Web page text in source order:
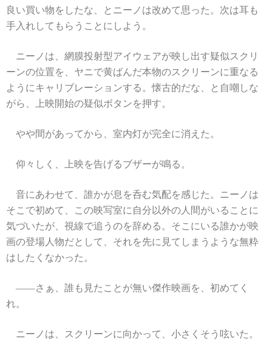
良い買い物をしたな、とニーノは改めて思った。次は耳も
手入れしてもらうことにしよう。
ニーノは、網膜投射型アイウェアが映し出す疑似スクリ
ーンの位置を、ヤニで黄ばんだ本物のスクリーンに重なる
ようにキャリブレーションする。懐古的だな、と自嘲しな
がら、上映開始の疑似ボタンを押す。
やや間があってから、室内灯が完全に消えた。
仰々しく、上映を告げるブザーが鳴る。
音にあわせて、誰かが息を呑む気配を感じた。ニーノは
そこで初めて、この映写室に自分以外の人間がいることに
気づいたが、視線で追うのを辞める。そこにいる誰かが映
画の登場人物だとして、それを先に見てしまうような無粋
はしたくなかった。
――さぁ、誰も見たことが無い傑作映画を、初めてく
れ。
ニーノは、スクリーンに向かって、小さくそう呟いた。